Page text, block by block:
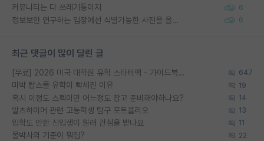
커뮤니티는 다 쓰레기통이지 6
정보보안 연구하는 입장에선 식별가능한 사진을 올리는건 비추이긴함 6
최근 댓글이 많이 달린 글
[무료] 2026 미국 대학원 유학 스타터팩 - 가이드북 & 합격자 컨택메일 템플릿 647
미박 탑스쿨 유학이 빡세진 이유 19
혹시 이정도 스펙이면 어느정도 잡고 준비해야하나요? 14
알츠하이머 관련 고등학생 탐구 포트폴리오 13
입학도 안한 신입생이 원래 관심을 받나요 11
물박사의 기준이 뭐임? 22